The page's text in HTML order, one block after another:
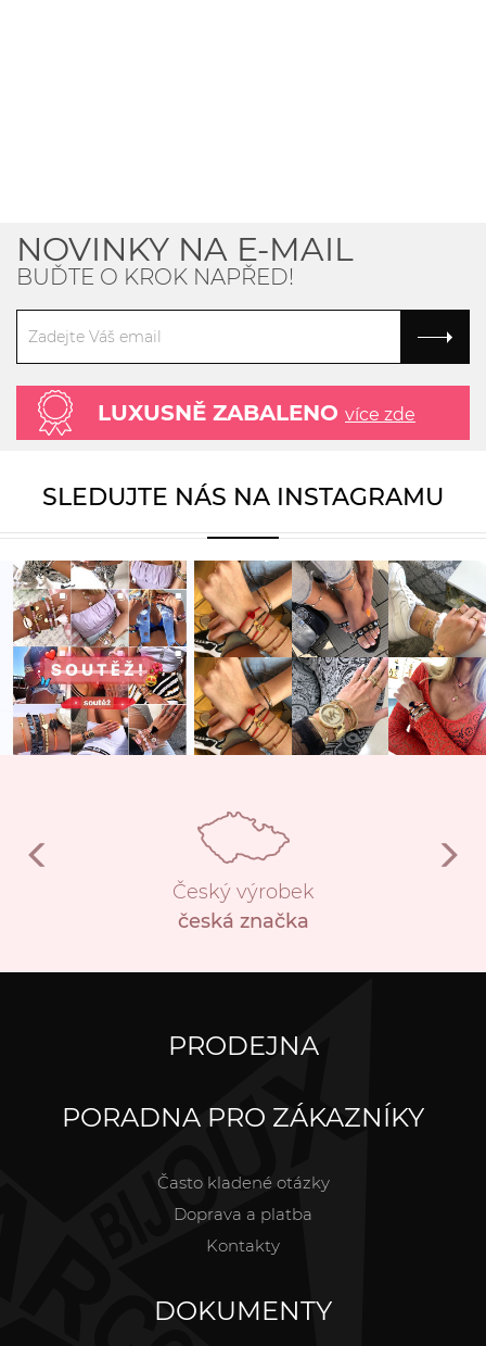
NOVINKY NA E-MAIL
BUĎTE O KROK NAPŘED!
LUXUSNĚ ZABALENO více zde
SLEDUJTE NÁS NA INSTAGRAMU
Český výrobek
česká značka
PRODEJNA
PORADNA PRO ZÁKAZNÍKY
Často kladené otázky
Doprava a platba
Kontakty
DOKUMENTY